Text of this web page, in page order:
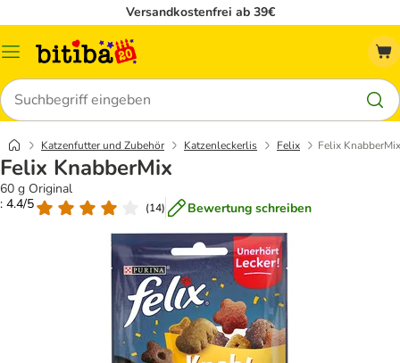
Versandkostenfrei ab 39€
Menü
Suchen
Katzenfutter und Zubehör Katzenleckerlis Felix Felix KnabberMix
Felix KnabberMix
60 g Original
: 4.4/5
(14) Bewertung schreiben